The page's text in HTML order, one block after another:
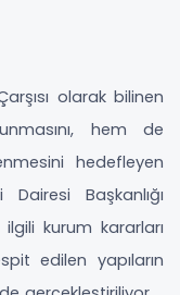
olarak bilinen
hem de
hedefleyen
Dairesi Başkanlığı
kurum kararları
edilen yapıların